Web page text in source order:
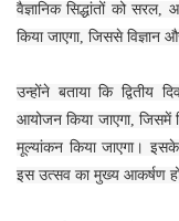
वैज्ञानिक सिद्धांतों को
किया जाएगा, जिससे
उन्होंने बताया कि द्वितीय
आयोजन किया जाएगा, जिसमें
मूल्यांकन किया जाएगा। इसके
इस उत्सव का मुख्य आकर्षण